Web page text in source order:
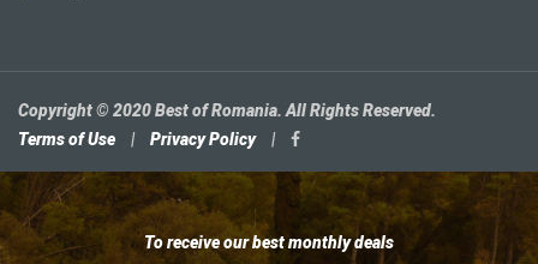
Copyright © 2020 Best of Romania. All Rights Reserved.
Terms of Use
| Privacy Policy |
To receive our best monthly deals